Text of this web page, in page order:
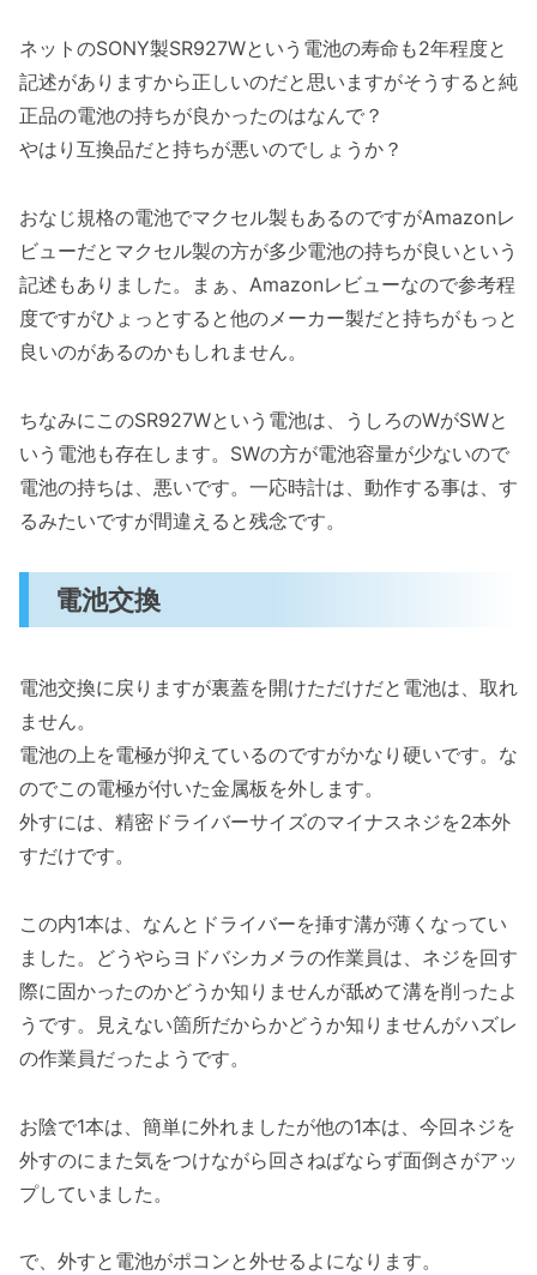
ネットのSONY製SR927Wという電池の寿命も2年程度と
記述がありますから正しいのだと思いますがそうすると純
正品の電池の持ちが良かったのはなんで？
やはり互換品だと持ちが悪いのでしょうか？
おなじ規格の電池でマクセル製もあるのですがAmazonレ
ビューだとマクセル製の方が多少電池の持ちが良いという
記述もありました。まぁ、Amazonレビューなので参考程
度ですがひょっとすると他のメーカー製だと持ちがもっと
良いのがあるのかもしれません。
ちなみにこのSR927Wという電池は、うしろのWがSWと
いう電池も存在します。SWの方が電池容量が少ないので
電池の持ちは、悪いです。一応時計は、動作する事は、す
るみたいですが間違えると残念です。
電池交換
電池交換に戻りますが裏蓋を開けただけだと電池は、取れ
ません。
電池の上を電極が抑えているのですがかなり硬いです。な
のでこの電極が付いた金属板を外します。
外すには、精密ドライバーサイズのマイナスネジを2本外
すだけです。
この内1本は、なんとドライバーを挿す溝が薄くなってい
ました。どうやらヨドバシカメラの作業員は、ネジを回す
際に固かったのかどうか知りませんが舐めて溝を削ったよ
うです。見えない箇所だからかどうか知りませんがハズレ
の作業員だったようです。
お陰で1本は、簡単に外れましたが他の1本は、今回ネジを
外すのにまた気をつけながら回さねばならず面倒さがアッ
プしていました。
で、外すと電池がポコンと外せるよになります。